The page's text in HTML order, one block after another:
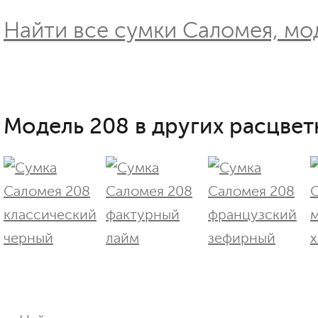
Найти все сумки Саломея,
Модель 208 в других